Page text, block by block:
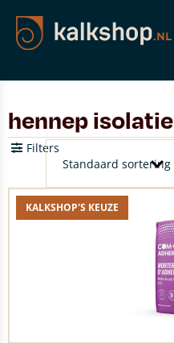
hennep isolatie
Filters
KALKSHOP'S KEUZE